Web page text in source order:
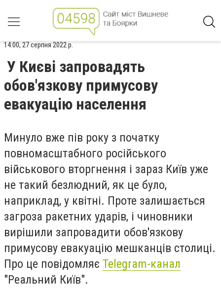
14:00, 27 серпня 2022 р.
У Києві запровадять
обов'язкову примусову
евакуацію населення
Минуло вже пів року з початку
повномасштабного російського
військового вторгнення і зараз Київ уже
не такий безлюдний, як це було,
наприклад, у квітні. Проте залишається
загроза ракетних ударів, і чиновники
вирішили запровадити обов'язкову
примусову евакуацію мешканців столиці.
Про це повідомляє Telegram-канал
"Реальний Київ".